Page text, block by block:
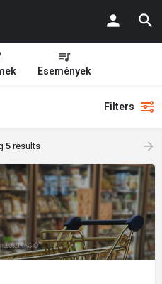
Események
Filters
5results